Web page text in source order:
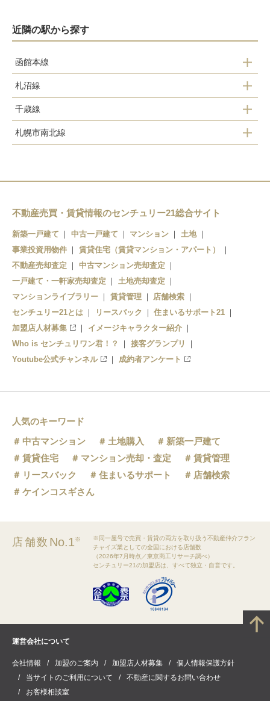
近隣の駅から探す
函館本線
札幌駅
札沼線
札幌駅
新川駅
百合が原駅
篠路駅
拓北駅
あいの里教育大駅
あいの里公園駅
千歳線
札幌駅
札幌市南北線
北３４条駅
北２４条駅
北１８条駅
北１２条駅
不動産売買・賃貸情報のセンチュリー21総合サイト
新築一戸建て 中古一戸建て マンション
土地
事業投資用物件
賃貸住宅（賃貸マンション・アパート）
不動産売却査定
中古マンション売却査定
一戸建て・一軒家売却査定
土地売却査定
マンションライブラリー
賃貸管理
店舗検索
センチュリー21とは
リースバック
住まいるサポート21
加盟店人材募集
イメージキャラクター紹介
Who is センチュリワン君！？
接客グランプリ
Youtube公式チャンネル
成約者アンケート
人気のキーワード
中古マンション
土地購入
新築一戸建て
賃貸住宅
マンション売却・査定
賃貸管理
リースバック
住まいるサポート
店舗検索
ケインコスギさん
店舗数 No.1※
※同一屋号で売買・賃貸の両方を取り扱う不動産仲介フラン
チャイズ業としての全国における店舗数
（2026年7月時点／東京商工リサーチ調べ）
センチュリー21の加盟店は、すべて独立・自営です。
運営会社について
会社情報 加盟のご案内 加盟店人材募集
個人情報保護方針
当サイトのご利用について
不動産に関するお問い合わせ
お客様相談室